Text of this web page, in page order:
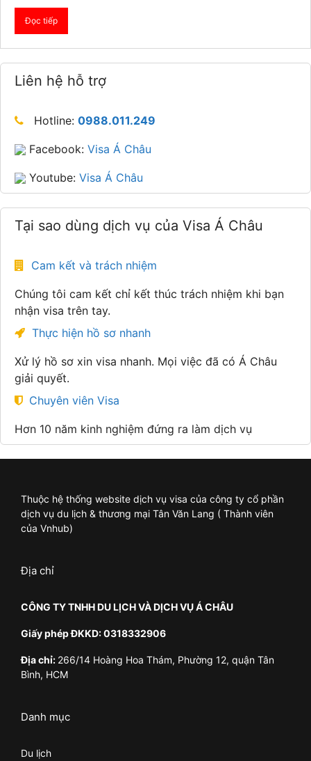
Đọc tiếp
Liên hệ hỗ trợ
Hotline: 0988.011.249
Facebook: Visa Á Châu
Youtube: Visa Á Châu
Tại sao dùng dịch vụ của Visa Á Châu
Cam kết và trách nhiệm
Chúng tôi cam kết chỉ kết thúc trách nhiệm khi bạn
nhận visa trên tay.
Thực hiện hồ sơ nhanh
Xử lý hồ sơ xin visa nhanh. Mọi việc đã có Á Châu
giải quyết.
Chuyên viên Visa
Hơn 10 năm kinh nghiệm đứng ra làm dịch vụ
Thuộc hệ thống website dịch vụ visa của công ty cổ phần
dịch vụ du lịch & thương mại Tân Văn Lang ( Thành viên
của Vnhub)
Địa chỉ
CÔNG TY TNHH DU LỊCH VÀ DỊCH VỤ Á CHÂU
Giấy phép ĐKKD: 0318332906
Địa chỉ: 266/14 Hoàng Hoa Thám, Phường 12, quận Tân
Bình, HCM
Danh mục
Du lịch